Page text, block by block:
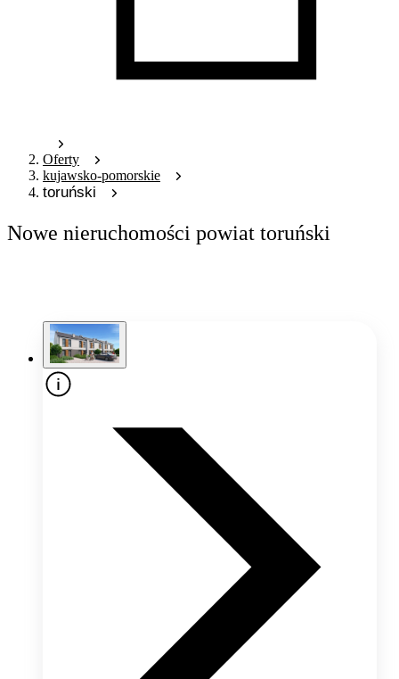
Oferty
kujawsko-pomorskie
toruński
Nowe nieruchomości powiat toruński